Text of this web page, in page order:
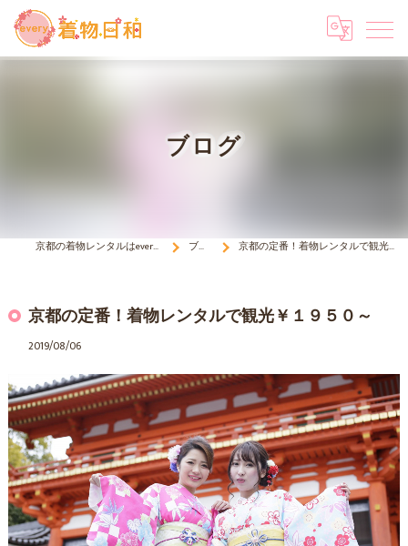
ブログ
京都の着物レンタルはevery 着物日和 ブログ 京都の定番！着物レンタルで観光￥１９５０～
京都の定番！着物レンタルで観光￥１９５０～
2019/08/06